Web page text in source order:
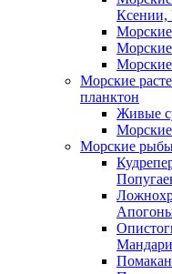
Ксении,
Морские
планктон
Живые
Морские
Морские